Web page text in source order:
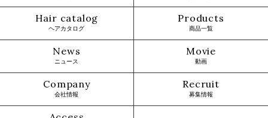
Hair catalog
ヘアカタログ
Products
商品一覧
News
ニュース
Movie
動画
Company
会社情報
Recruit
募集情報